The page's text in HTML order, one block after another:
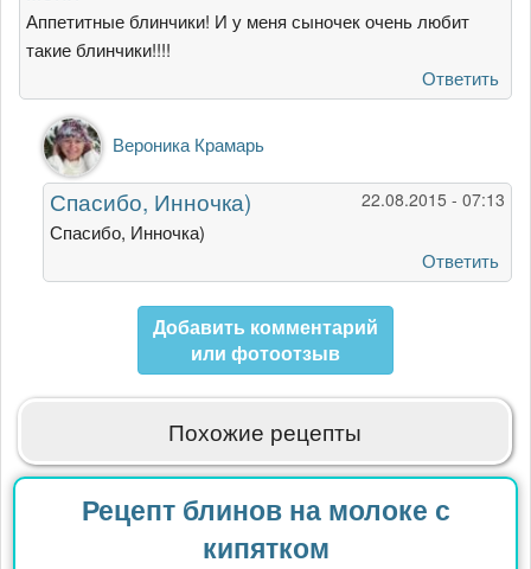
Аппетитные блинчики! И у меня сыночек очень любит
такие блинчики!!!!
Ответить
Ответ
на
Аппетитные
блинчики!
И
меня
Вероника Крамарь
22.08.2015 - 07:13
Спасибо, Инночка)
Спасибо, Инночка)
Ответить
Добавить комментарий
или фотоотзыв
Похожие рецепты
Рецепт блинов на молоке с
кипятком